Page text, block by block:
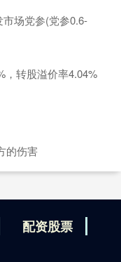
场党参(党参0.6-
，转股溢价率4.04%
的伤害
配资股票